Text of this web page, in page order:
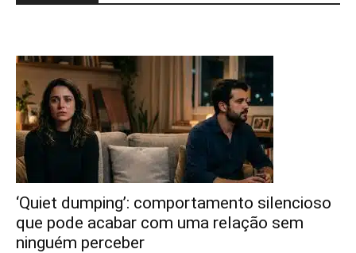
‘Quiet dumping’: comportamento silencioso
que pode acabar com uma relação sem
ninguém perceber